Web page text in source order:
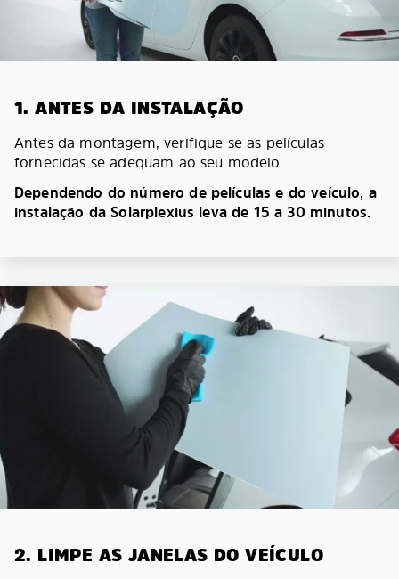
1. ANTES DA INSTALAÇÃO
Antes da montagem, verifique se as películas
fornecidas se adequam ao seu modelo.
Dependendo do número de películas e do veículo, a
instalação da Solarplexius leva de 15 a 30 minutos.
2. LIMPE AS JANELAS DO VEÍCULO